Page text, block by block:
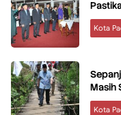
Kota
Masih
Kota